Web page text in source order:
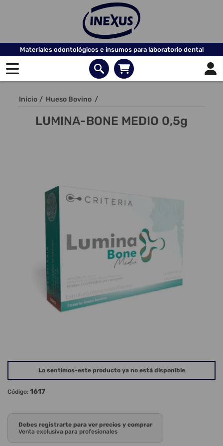
Materiales odontológicos e insumos para laboratorio dental
Inicio / Hueso Bovino /
LUMINA-BONE MEDIO 0,5g
Lo sentimos-este producto ya no está disponible
Código: 1617
Debes registrarte para ver precios y comprar
Venta exclusiva para profesionales